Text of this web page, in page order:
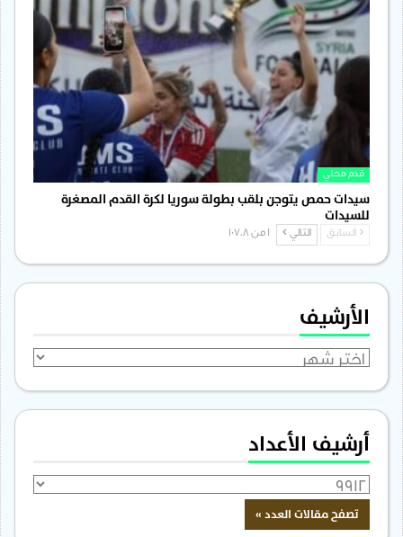
قدم محلي
سيدات حمص يتوجن بلقب بطولة سوريا لكرة القدم المصغرة
للسيدات
السابق التالي
الأرشيف
الأرشيف
أرشيف الأعداد